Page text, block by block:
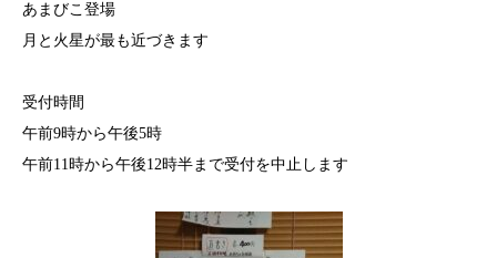
あまびこ登場
月と火星が最も近づきます
受付時間
午前9時から午後5時
午前11時から午後12時半まで受付を中止します